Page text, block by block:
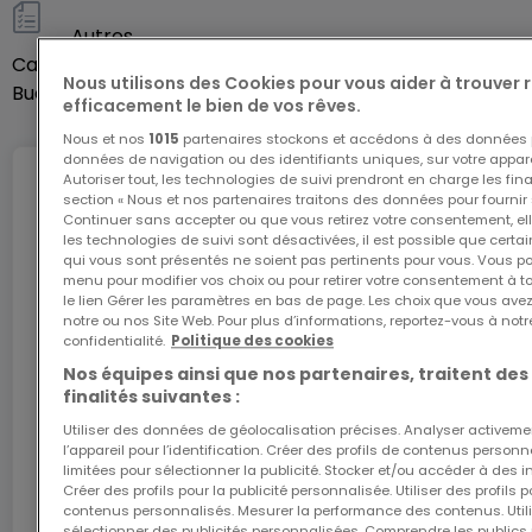
Autres
Cave
Buanderie Oui
Internet
L'internet Giga : l'Internet à domicile
Bénéficiez d’1 mois d’internet gratuit avec le code
ATHOME26 sur le réseau le plus rapide du
Luxembourg.
J’y vais
En partenariat avec
Nous utilisons des Cookies pour vous aider à trouver
efficacement le bien de vos rêves.
Nous et nos 1015 partenaires stockons et accédons à des
données de navigation ou des identifiants uniques, sur votre
Autoriser tout, les technologies de suivi prendront en charge les
section « Nous et nos partenaires traitons des données pour fournir
Continuer sans accepter ou que vous retirez votre consentement,
les technologies de suivi sont désactivées, il est possible que
qui vous sont présentés ne soient pas pertinents pour vous. Vous
menu pour modifier vos choix ou pour retirer votre consentement à
le lien Gérer les paramètres en bas de page. Les choix que vous
notre ou nos Site Web. Pour plus d’informations, reportez-vous à
confidentialité. Politique des cookies
Nos équipes ainsi que nos partenaires, traitent
finalités suivantes :
Utiliser des données de géolocalisation précises. Analyser
l’appareil pour l’identification. Créer des profils de contenus
limitées pour sélectionner la publicité. Stocker et/ou accéder à des
Créer des profils pour la publicité personnalisée. Utiliser des profils
contenus personnalisés. Mesurer la performance des contenus.